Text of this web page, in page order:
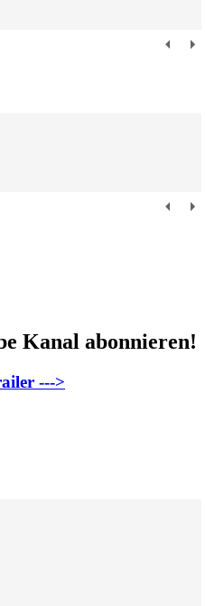
Kanal abonnieren!
--->